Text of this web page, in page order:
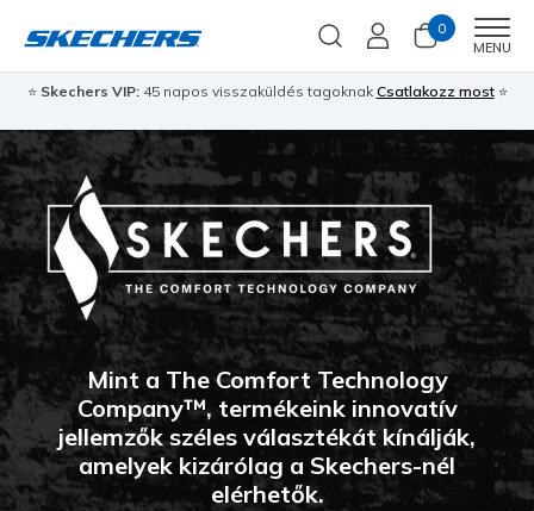
0
MENU
⭐ Skechers VIP:45 napos visszaküldés tagoknak Csatlakozz most⭐
Mint a The Comfort Technology
Company™, termékeink innovatív
jellemzők széles választékát kínálják,
amelyek kizárólag a Skechers-nél
elérhetők.